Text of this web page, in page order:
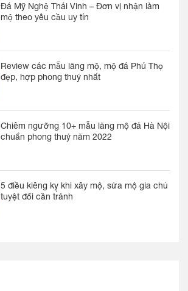
Đá Mỹ Nghệ Thái Vinh – Đơn vị nhận làm
mộ theo yêu cầu uy tín
Review các mẫu lăng mộ, mộ đá Phú Thọ
đẹp, hợp phong thuỷ nhất
Chiêm ngưỡng 10+ mẫu lăng mộ đá Hà Nội
chuẩn phong thuỷ năm 2022
5 điều kiêng kỵ khi xây mộ, sửa mộ gia chủ
tuyệt đối cần tránh